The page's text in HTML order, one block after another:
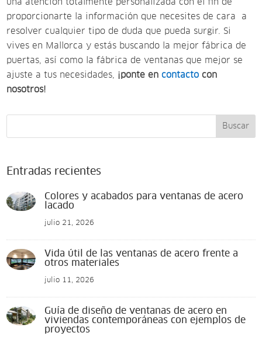
una atención totalmente personalizada con el fin de
proporcionarte la información que necesites de cara a
resolver cualquier tipo de duda que pueda surgir. Si
vives en Mallorca y estás buscando la mejor fábrica de
puertas, así como la fábrica de ventanas que mejor se
ajuste a tus necesidades, ¡ponte encontactocon
nosotros!
Buscar
Entradas recientes
Colores y acabados para ventanas de acero
lacado
julio 21, 2026
Vida útil de las ventanas de acero frente a
otros materiales
julio 11, 2026
Guía de diseño de ventanas de acero en
viviendas contemporáneas con ejemplos de
proyectos